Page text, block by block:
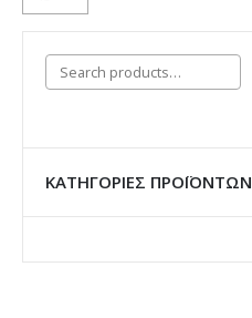
ΚΑΤΗΓΟΡΊΕΣ ΠΡΟΪΌΝΤΩΝ